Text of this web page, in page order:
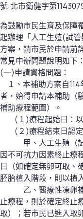
號:北市衛健字第
為鼓勵市民生育及保障
起辦理「人工生殖(試管
方案，請市民於申請前
常見申辦問題說明如下：
(一)申請資格問題：
１、本補助方案自114
者，始得申請本補助（
補助療程範圍）。
(１)療程起始日：以
(２)療程結束日認定
甲、人工生殖（試
因不可抗力因素終止療
日（如確定無卵可取、
胚胎植入階段，則以植
乙、醫療性凍卵補
止療程，則於確定終止
取）；若市民已進入取